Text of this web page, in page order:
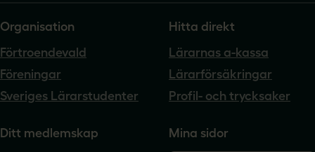
Organisation
Förtroendevald
Föreningar
Sveriges Lärarstudenter
Hitta direkt
Lärarnas a-kassa
Lärarförsäkringar
Profil- och trycksaker
Ditt medlemskap Mina sidor